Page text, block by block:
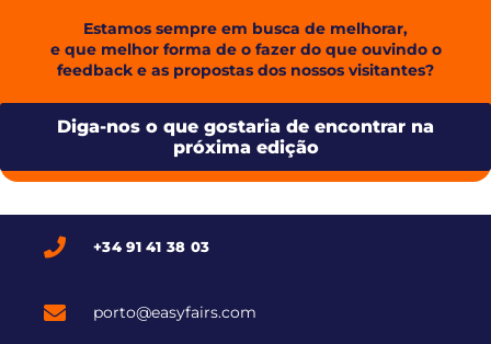
Estamos sempre em busca de melhorar,
e que melhor forma de o fazer do que ouvindo o
feedback e as propostas dos nossos visitantes?
Diga-nos o que gostaria de encontrar na
próxima edição
+34 91 41 38 03
porto@easyfairs.com